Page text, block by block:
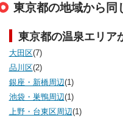
東京都の地域から同
東京都の温泉エリア
大田区(7)
品川区(2)
銀座・新橋周辺(1)
池袋・巣鴨周辺(1)
上野・台東区周辺(1)